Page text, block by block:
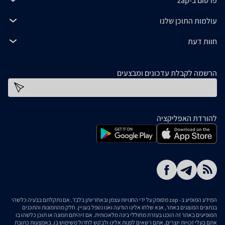
עולמות התוכן שלנו
חוות דעת
הרשמה לקבלת עדכונים ומבצעים
להורדת האפליקציה
המידע המופיע ב- zap מסופק על ידי החנויות עצמן ובאחריותן בלבד. אם נתקלתם בבעיה כלשהי
בנתונים המוצגים באתר, אנא שלחו אלינו הודעה ואנו נטפל בעניין. חלק מהתמונות והתכנים
המופיעים באתר זה הוכנו בעזרת מחוללי בינה מלאכותית. אם זיהיתם תמונה או תוכן כלשהו בו
אתם בעלי זכויות יוצרים, אתם רשאים לפנות אלינו ולבקש לחדול משימוש בו, באמצעות כתובת